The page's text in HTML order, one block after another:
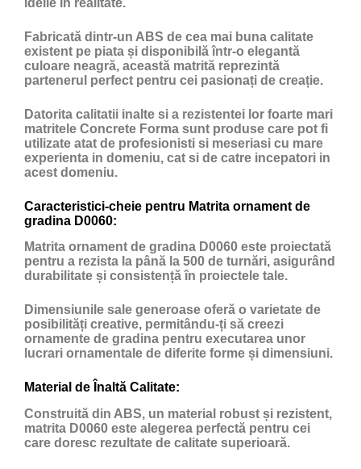
Fabricată dintr-un ABS de cea mai buna calitate
existent pe piata și disponibilă într-o elegantă
culoare neagră, această matrită reprezintă
partenerul perfect pentru cei pasionați de creație.
Datorita calitatii inalte si a rezistentei lor foarte mari
matritele Concrete Forma sunt produse care pot fi
utilizate atat de profesionisti si meseriasi cu mare
experienta in domeniu, cat si de catre incepatori in
acest domeniu.
Caracteristici-cheie pentru Matrita ornament de
gradina D0060:
Matrita ornament de gradina D0060 este proiectată
pentru a rezista la până la 500 de turnări, asigurând
durabilitate și consistență în proiectele tale.
Dimensiunile sale generoase oferă o varietate de
posibilități creative, permitându-ți să creezi
ornamente de gradina pentru executarea unor
lucrari ornamentale de diferite forme și dimensiuni.
Material de Înaltă Calitate:
Construită din ABS, un material robust și rezistent,
matrita D0060 este alegerea perfectă pentru cei
care doresc rezultate de calitate superioară.